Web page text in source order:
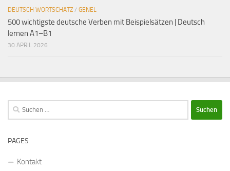
DEUTSCH WORTSCHATZ / GENEL
500 wichtigste deutsche Verben mit Beispielsätzen | Deutsch
lernen A1–B1
30 APRIL 2026
Suchen
nach:
PAGES
Kontakt